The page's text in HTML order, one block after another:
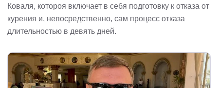
Коваля, котороя включает в себя подготовку к отказа от
курения и, непосредственно, сам процесс отказа
длительностью в девять дней.